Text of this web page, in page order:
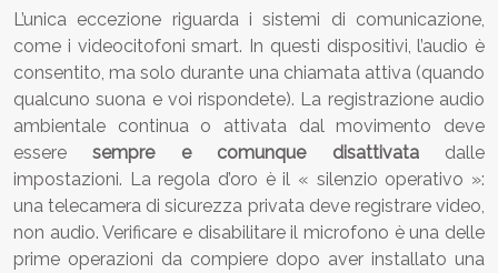
L’unica eccezione riguarda i sistemi di comunicazione,
come i videocitofoni smart. In questi dispositivi, l’audio è
consentito, ma solo durante una chiamata attiva (quando
qualcuno suona e voi rispondete). La registrazione audio
ambientale continua o attivata dal movimento deve
esseresempre e comunque disattivatadalle
impostazioni. La regola d’oro è il « silenzio operativo »:
una telecamera di sicurezza privata deve registrare video,
non audio. Verificare e disabilitare il microfono è una delle
prime operazioni da compiere dopo aver installato una